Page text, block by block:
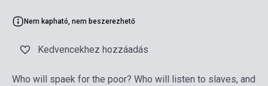
Nem kapható, nem beszerezhető
Kedvencekhez hozzáadás
Who will spaek for the poor? Who will listen to slaves, and